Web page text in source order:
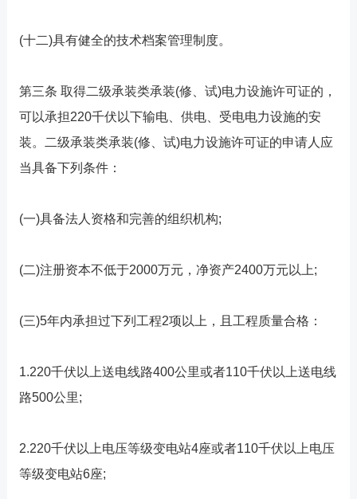
(十二)具有健全的技术档案管理制度。
第三条 取得二级承装类承装(修、试)电力设施许可证的，
可以承担220千伏以下输电、供电、受电电力设施的安
装。二级承装类承装(修、试)电力设施许可证的申请人应
当具备下列条件：
(一)具备法人资格和完善的组织机构;
(二)注册资本不低于2000万元，净资产2400万元以上;
(三)5年内承担过下列工程2项以上，且工程质量合格：
1.220千伏以上送电线路400公里或者110千伏以上送电线
路500公里;
2.220千伏以上电压等级变电站4座或者110千伏以上电压
等级变电站6座;